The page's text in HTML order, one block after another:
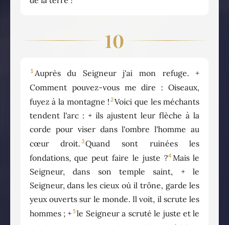
10
1 Auprès du Seigneur j'ai mon refuge. +
Comment pouvez-vous me dire : Oiseaux,
fuyez à la montagne ! 2Voici que les méchants
tendent l'arc : + ils ajustent leur flèche à la
corde pour viser dans l'ombre l'homme au
cœur droit. 3Quand sont ruinées les
fondations, que peut faire le juste ?4 Mais le
Seigneur, dans son temple saint, + le
Seigneur, dans les cieux où il trône, garde les
yeux ouverts sur le monde. Il voit, il scrute les
hommes ; +5le Seigneur a scruté le juste et le